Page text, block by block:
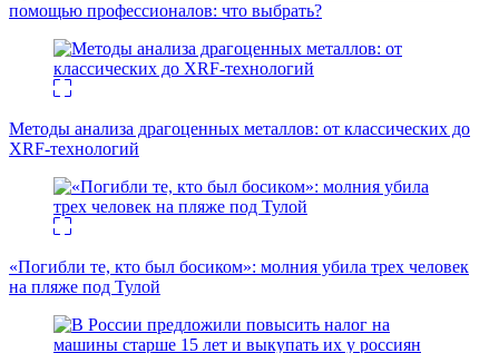
помощью профессионалов: что выбрать?
Методы анализа драгоценных металлов: от классических до
XRF-технологий
«Погибли те, кто был босиком»: молния убила трех человек
на пляже под Тулой